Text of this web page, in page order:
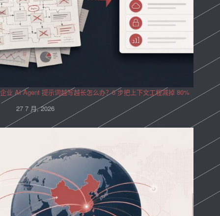
企业 AI Agent 提示词越写越长怎么办？6 步把上下文工程减掉 80%
27 7 月, 2026